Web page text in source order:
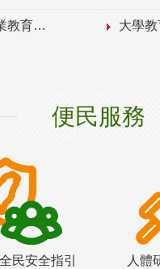
教育 大學
便民服務
民安全指引
人體